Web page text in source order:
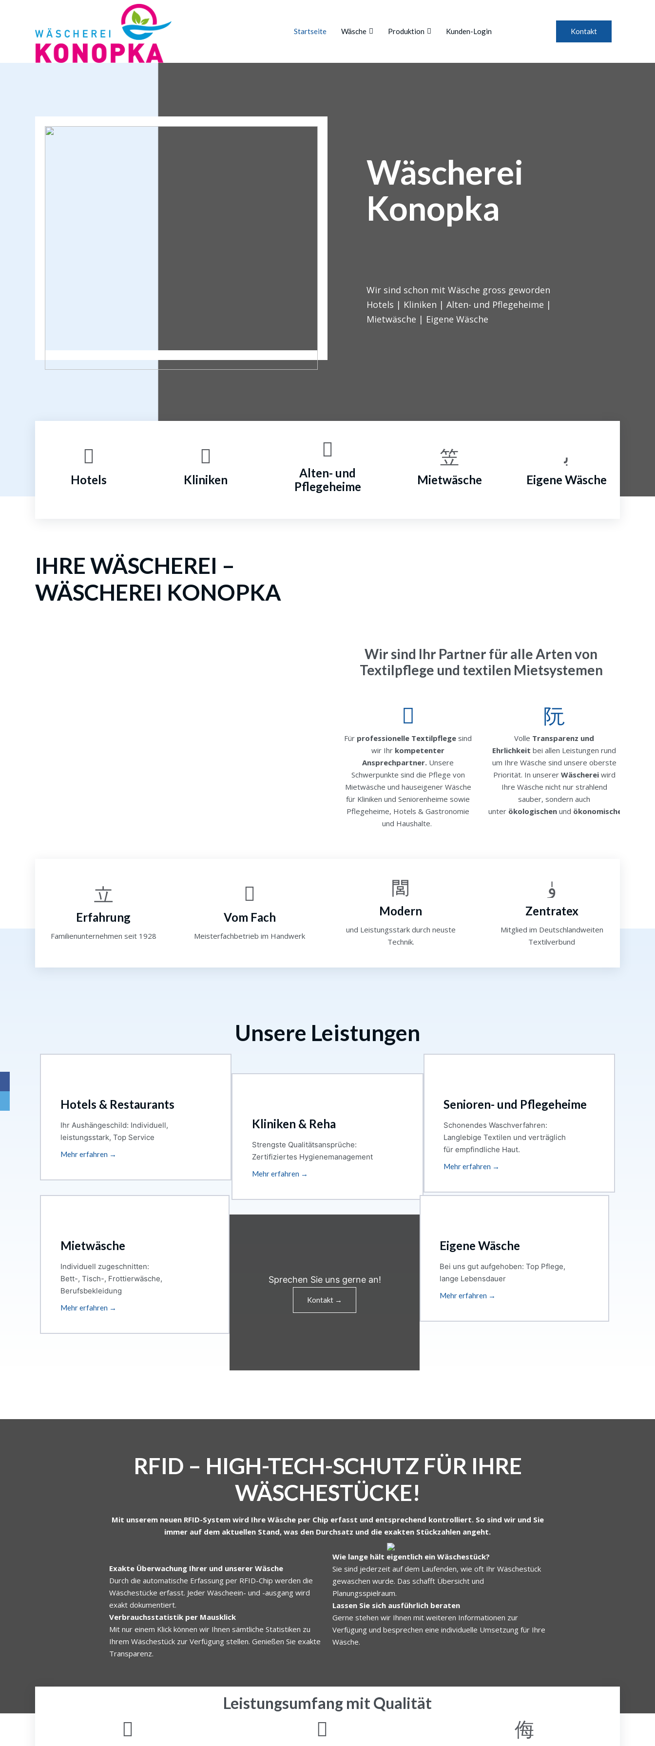
Startseite Wäsche Produktion Kunden-Login Kontakt
Wäscherei
Konopka
Wir sind schon mit Wäsche gross geworden
Hotels | Kliniken | Alten- und Pflegeheime |
Mietwäsche | Eigene Wäsche
Hotels Kliniken
Alten- und
Pflegeheime
Mietwäsche Eigene Wäsche
IHRE WÄSCHEREI –
WÄSCHEREI KONOPKA
Wir sind Ihr Partner für alle Arten von
Textilpflege und textilen Mietsystemen
Für professionelle Textilpflege sind
wir Ihr kompetenter
Ansprechpartner. Unsere
Schwerpunkte sind die Pflege von
Mietwäsche und hauseigener Wäsche
für Kliniken und Seniorenheime sowie
Pflegeheime, Hotels & Gastronomie
und Haushalte.
Volle Transparenz und
Ehrlichkeit bei allen Leistungen rund
um Ihre Wäsche sind unsere oberste
Priorität. In unserer Wäschereiwird
Ihre Wäsche nicht nur strahlend
sauber, sondern auch
unter ökologischen und ökonomischen
Erfahrung
Familienunternehmen seit 1928
Vom Fach
Meisterfachbetrieb im Handwerk
Modern
und Leistungsstark durch neuste
Technik.
Zentratex
Mitglied im Deutschlandweiten
Textilverbund
Unsere Leistungen
Hotels & Restaurants
Ihr Aushängeschild: Individuell,
leistungsstark, Top Service
Mehr erfahren →
Kliniken & Reha
Strengste Qualitätsansprüche:
Zertifiziertes Hygienemanagement
Mehr erfahren →
Senioren- und Pflegeheime
Schonendes Waschverfahren:
Langlebige Textilen und verträglich
für empfindliche Haut.
Mehr erfahren →
Mietwäsche
Individuell zugeschnitten:
Bett-, Tisch-, Frottierwäsche,
Berufsbekleidung
Mehr erfahren →
Sprechen Sie uns gerne an!
Kontakt →
Eigene Wäsche
Bei uns gut aufgehoben: Top Pflege,
lange Lebensdauer
Mehr erfahren →
RFID – HIGH-TECH-SCHUTZ FÜR IHRE
WÄSCHESTÜCKE!
Mit unserem neuen RFID-System wird Ihre Wäsche per Chip erfasst und entsprechend kontrolliert. So sind wir und Sie
immer auf dem aktuellen Stand, was den Durchsatz und die exakten Stückzahlen angeht.
Exakte Überwachung Ihrer und unserer Wäsche
Durch die automatische Erfassung per RFID-Chip werden die
Wäschestücke erfasst. Jeder Wäscheein- und -ausgang wird
exakt dokumentiert.
Verbrauchsstatistik per Mausklick
Mit nur einem Klick können wir Ihnen sämtliche Statistiken zu
Ihrem Wäschestück zur Verfügung stellen. Genießen Sie exakte
Transparenz.
Wie lange hält eigentlich ein Wäschestück?
Sie sind jederzeit auf dem Laufenden, wie oft Ihr Wäschestück
gewaschen wurde. Das schafft Übersicht und
Planungsspielraum.
Lassen Sie sich ausführlich beraten
Gerne stehen wir Ihnen mit weiteren Informationen zur
Verfügung und besprechen eine individuelle Umsetzung für Ihre
Wäsche.
Leistungsumfang mit Qualität